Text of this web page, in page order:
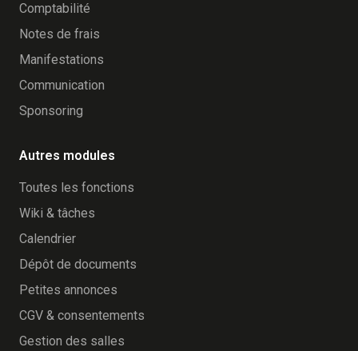
Comptabilité
Notes de frais
Manifestations
Communication
Sponsoring
Autres modules
Toutes les fonctions
Wiki & tâches
Calendrier
Dépôt de documents
Petites annonces
CGV & consentements
Gestion des salles